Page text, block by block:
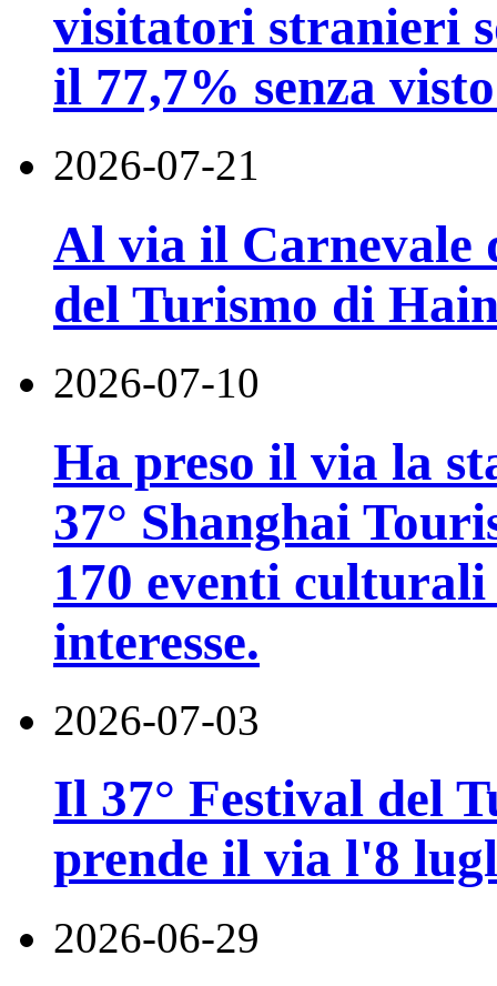
visitatori stranieri
il 77,7% senza
2026-07-21
Al via il Carnevale
del Turismo di
2026-07-10
Ha preso il via la
37° Shanghai
170 eventi
interesse.
2026-07-03
Il 37° Festival del
prende il via l'8
2026-06-29